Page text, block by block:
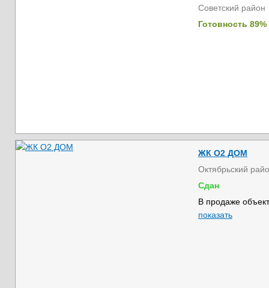
Советский район
Готовность 89%
ЖК О2 ДОМ
Октябрьский
Сдан
В продаже
показать